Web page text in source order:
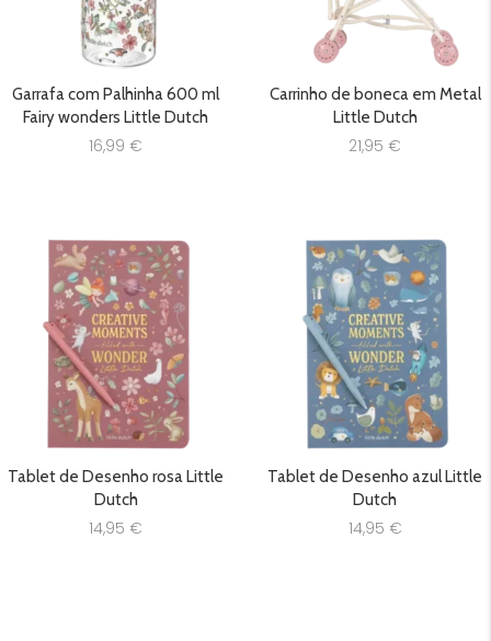
Garrafa com Palhinha 600 ml
Fairy wonders Little Dutch
16,99 €
Carrinho de boneca em Metal
Little Dutch
21,95 €
Tablet de Desenho rosa Little
Dutch
14,95 €
Tablet de Desenho azul Little
Dutch
14,95 €